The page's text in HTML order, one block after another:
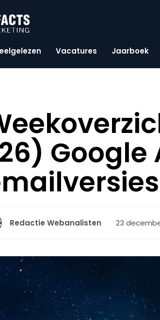
Vacatures Jaarboek
Google
Redactie Webanalisten 23